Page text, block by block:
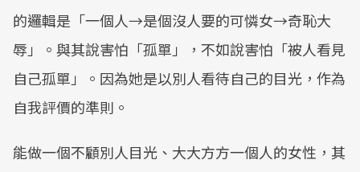
的邏輯是「一個人→是個沒人要的可憐女→奇恥大
辱」。與其說害怕「孤單」，不如說害怕「被人看見
自己孤單」。因為她是以別人看待自己的目光，作為
自我評價的準則。
能做一個不顧別人目光、大大方方一個人的女性，其